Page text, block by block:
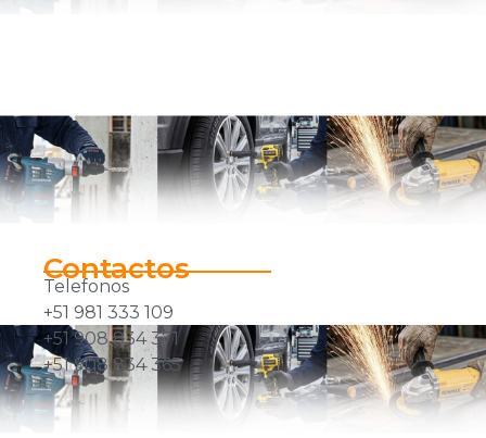
Contactos
Telefonos
+51 981 333 109
+51 908 834 371
+51 908 834 365